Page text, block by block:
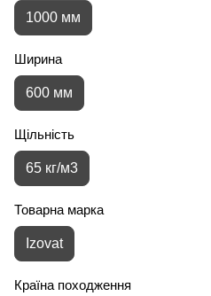
1000 мм
Ширина
600 мм
Щільність
65 кг/м3
Товарна марка
Izovat
Країна походження